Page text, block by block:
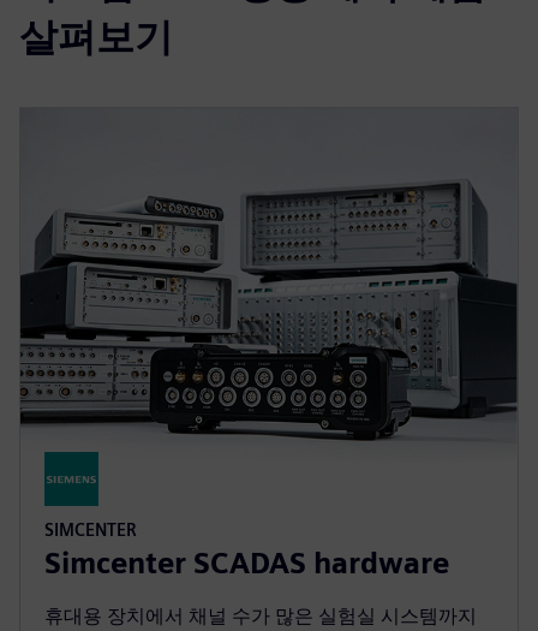
살펴보기
SIMCENTER
Simcenter SCADAS hardware
휴대용 장치에서 채널 수가 많은 실험실 시스템까지